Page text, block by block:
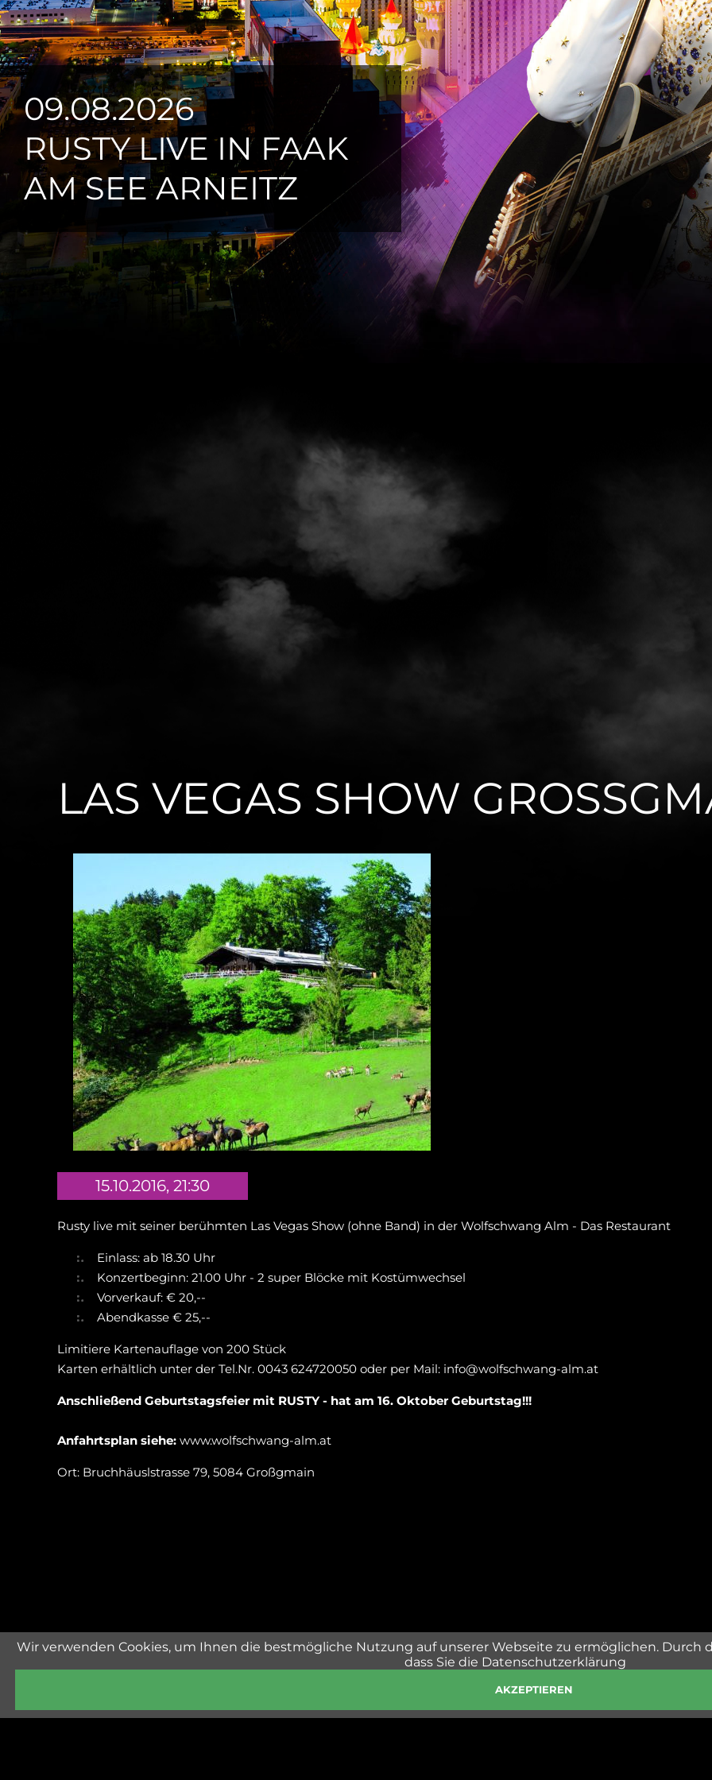
09.08.2026
RUSTY LIVE IN FAAK
AM SEE ARNEITZ
LAS VEGAS SHOW
15.10.2016, 21:30
Rusty live mit seiner berühmten Las Vegas Show (ohne Band) in der Wolfschwang Alm - Das Restaurant
Einlass: ab 18.30 Uhr
Konzertbeginn: 21.00 Uhr - 2 super Blöcke mit Kostümwechsel
Vorverkauf: € 20,--
Abendkasse € 25,--
Limitiere Kartenauflage von 200 Stück
Karten erhältlich unter der Tel.Nr. 0043 624720050 oder per Mail: info@wolfschwang-alm.at
Anschließend Geburtstagsfeier mit RUSTY - hat am 16. Oktober Geburtstag!!!
Anfahrtsplan siehe: www.wolfschwang-alm.at
Ort: Bruchhäuslstrasse 79, 5084 Großgmain
Wir verwenden Cookies, um Ihnen die bestmögliche Nutzung auf unserer Webseite zu ermöglichen. Durch
dass Sie die Datenschutzerklärung
AKZEPTIEREN